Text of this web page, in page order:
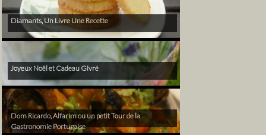
Diamants, Un Livre Une Recette
Joyeux Noël et Cadeau Givré
Dom Ricardo, Alfarim ou un petit Tour de la
Gastronomie Portugaise